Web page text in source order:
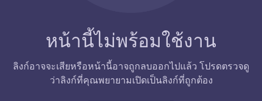
หน้านี้ไม่พร้อมใช้งาน
ลิงก์อาจจะเสียหรือหน้านี้อาจถูกลบออกไปแล้ว โปรดตรวจดู
ว่าลิงก์ที่คุณพยายามเปิดเป็นลิงก์ที่ถูกต้อง